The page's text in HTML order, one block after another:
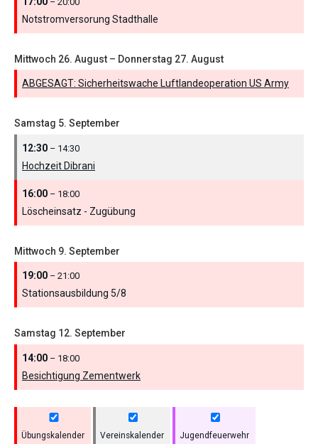
Notstromversorung Stadthalle
Mittwoch 26. August – Donnerstag 27. August
ABGESAGT: Sicherheitswache Luftlandeoperation US Army
Samstag 5. September
12:30 – 14:30
Hochzeit Dibrani
16:00 – 18:00
Löscheinsatz - Zugübung
Mittwoch 9. September
19:00 – 21:00
Stationsausbildung 5/8
Samstag 12. September
14:00 – 18:00
Besichtigung Zementwerk
Übungskalender Vereinskalender Jugendfeuerwehr